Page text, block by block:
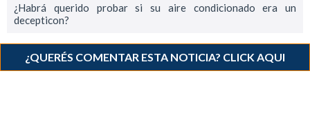
¿Habrá querido probar si su aire condicionado era un
decepticon?
¿QUERÉS COMENTAR ESTA NOTICIA? CLICK AQUI